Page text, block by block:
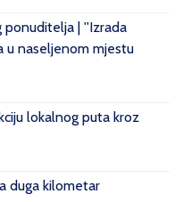
ponuditelja | ''Izrada
u naseljenom mjestu
lokalnog puta kroz
duga kilometar